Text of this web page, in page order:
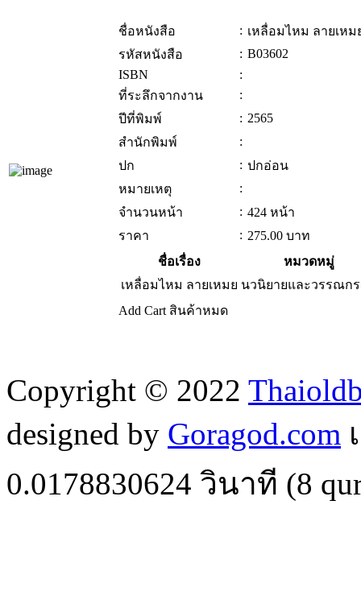
ชื่อหนังสือ : เหลื่อมไหม ลายเหม
รหัสหนังสือ
: B03602
ISBN
:
ที่ระลึกจากงาน
:
ปีที่พิมพ์
: 2565
สำนักพิมพ์
:
ปก
: ปกอ่อน
หมายเหตุ
:
จำนวนหน้า
: 424 หน้า
ราคา
: 275.00 บาท
ชื่อเรื่อง
หมวดหมู่
เหลื่อมไหม ลายเหมย นวนิยายและวรรณก
Add Cart สินค้าหมด
Copyright © 2022
designed by Goragod.com
0.0178830624 วินาที (8